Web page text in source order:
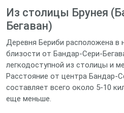
Из столицы Брунея
Бегаван)
Деревня Бериби расположена в
близости от Бандар-Сери-
легкодоступной из столицы и
Расстояние от центра Бандар-
составляет всего около 5-10
еще меньше.